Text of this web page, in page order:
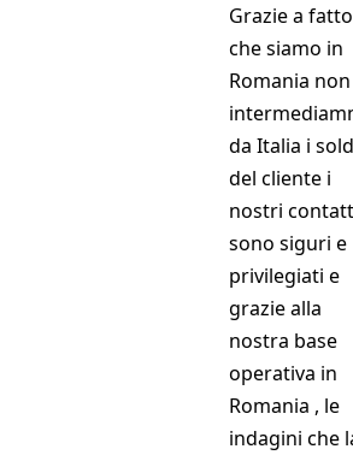
Grazie a fatto
che siamo in
Romania non
da Italia i
del cliente i
nostri
sono siguri e
privilegiati e
grazie alla
nostra base
operativa in
Romania , le
indagini che